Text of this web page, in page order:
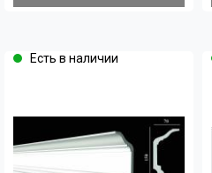
Есть в наличии